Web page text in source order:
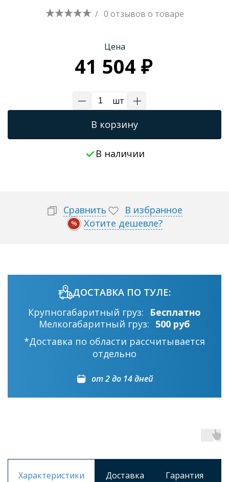
/ 0 отзывов о товаре
Цена
41 504 ₽
шт
В корзину
В наличии
Сравнить В избранное
% Хотите дешевле?
ДОСТАВКА ПО ТУЛЕ:
Крупногабаритный груз:
Бесплатно
Мелкогабаритный груз: 500 руб
*Доставка по области рассчитывается
отдельно
от 2 до 14 дней
Характеристики Доставка Гарантия